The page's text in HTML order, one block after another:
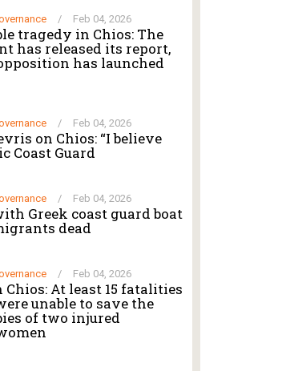
/ Feb 04, 2026
tragedy in Chios: The
has released its report,
has launched
/ Feb 04, 2026
on Chios: “I believe
Coast Guard
/ Feb 04, 2026
Greek coast guard boat
dead
/ Feb 04, 2026
At least 15 fatalities
unable to save the
of two injured